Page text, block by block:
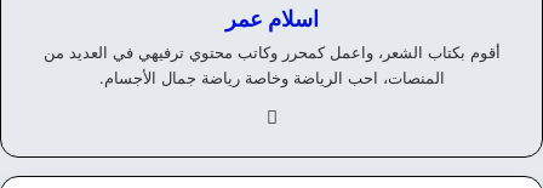
اسلام عمر
أقوم بكتاب الشعر، واعمل كمحرر وكاتب محتوي ترفيهي في العديد من
المنصات، احب الرياضة وخاصة رياضة جمال الأجسام.
وك